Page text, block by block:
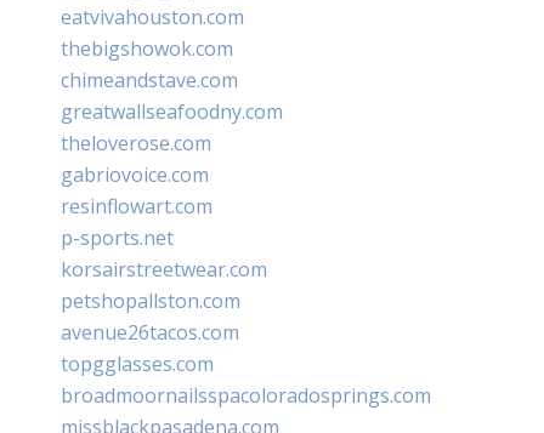
eatvivahouston.com
thebigshowok.com
chimeandstave.com
greatwallseafoodny.com
theloverose.com
gabriovoice.com
resinflowart.com
p-sports.net
korsairstreetwear.com
petshopallston.com
avenue26tacos.com
topgglasses.com
broadmoornailsspacoloradosprings.com
missblackpasadena.com